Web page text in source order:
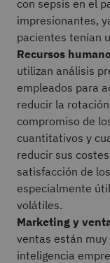
con sepsis en el
impresionantes,
pacientes tenían
Recursos
utilizan análisis
empleados para
reducir la
compromiso de
cuantitativos y
reducir sus
satisfacción de
especialmente
volátiles.
Marketing y
ventas están
inteligencia